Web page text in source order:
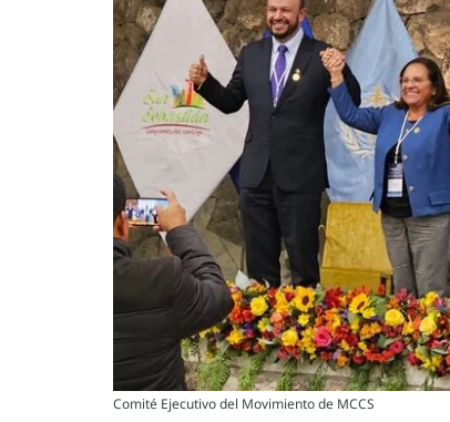
Comité Ejecutivo del Movimiento de MCCS